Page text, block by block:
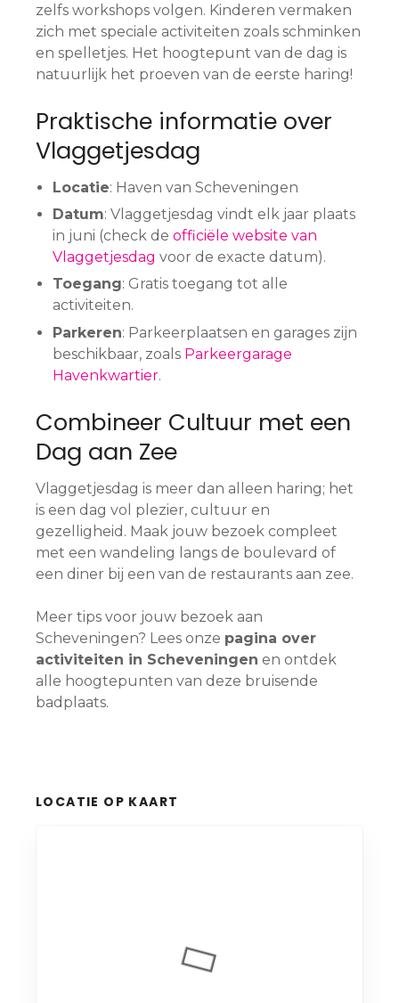
zelfs workshops volgen. Kinderen vermaken
zich met speciale activiteiten zoals schminken
en spelletjes. Het hoogtepunt van de dag is
natuurlijk het proeven van de eerste haring!
Praktische informatie over
Vlaggetjesdag
Locatie: Haven van Scheveningen
Datum: Vlaggetjesdag vindt elk jaar plaats
in juni (check deofficiële website van
Vlaggetjesdag voor de exacte datum).
Toegang: Gratis toegang tot alle
activiteiten.
Parkeren: Parkeerplaatsen en garages zijn
beschikbaar, zoals Parkeergarage
Havenkwartier.
Combineer Cultuur met een
Dag aan Zee
Vlaggetjesdag is meer dan alleen haring; het
is een dag vol plezier, cultuur en
gezelligheid. Maak jouw bezoek compleet
met een wandeling langs de boulevard of
een diner bij een van de restaurants aan zee.
Meer tips voor jouw bezoek aan
Scheveningen? Lees onze pagina over
activiteiten in Scheveningen en ontdek
alle hoogtepunten van deze bruisende
badplaats.
LOCATIE OP KAART